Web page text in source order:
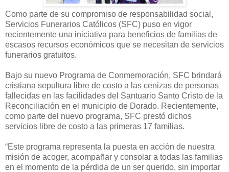
Como parte de su compromiso de responsabilidad social,
Servicios Funerarios Católicos (SFC) puso en vigor
recientemente una iniciativa para beneficios de familias de
escasos recursos económicos que se necesitan de servicios
funerarios gratuitos.
Bajo su nuevo Programa de Conmemoración, SFC brindará
cristiana sepultura libre de costo a las cenizas de personas
fallecidas en las facilidades del Santuario Santo Cristo de la
Reconciliación en el municipio de Dorado. Recientemente,
como parte del nuevo programa, SFC prestó dichos
servicios libre de costo a las primeras 17 familias.
“Este programa representa la puesta en acción de nuestra
misión de acoger, acompañar y consolar a todas las familias
en el momento de la pérdida de un ser querido, sin importar